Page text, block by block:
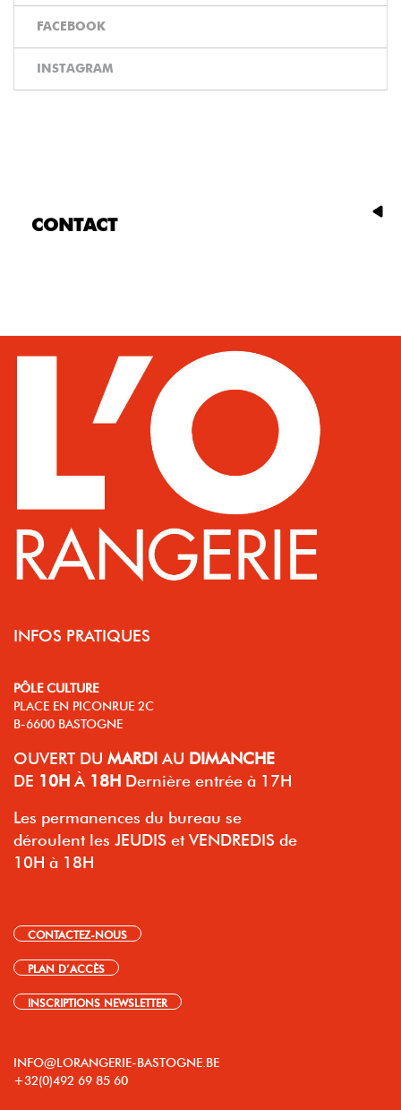
FACEBOOK
INSTAGRAM
CONTACT
INFOS PRATIQUES
PÔLE CULTURE
PLACE EN PICONRUE 2C
B-6600 BASTOGNE
OUVERT DU MARDI AU DIMANCHE
DE 10H À 18H Dernière entrée à 17H
Les permanences du bureau se
déroulent les JEUDIS et VENDREDIS de
10H à 18H
CONTACTEZ-NOUS
PLAN D’ACCÈS
INSCRIPTIONS NEWSLETTER
INFO@LORANGERIE-BASTOGNE.BE
+32(0)492 69 85 60